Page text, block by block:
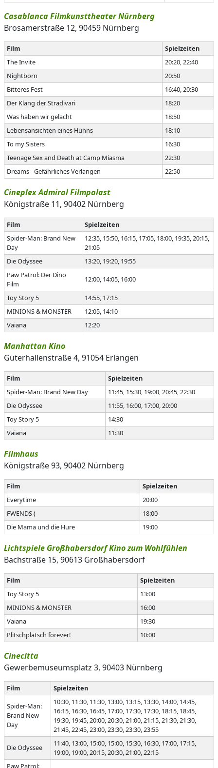
Casablanca Filmkunsttheater Nürnberg
Brosamerstraße 12, 90459 Nürnberg
Film
Spielzeiten
The Invite
20:20, 22:40
Nightborn
20:50
Bitteres Fest
16:40, 20:30
Der Klang der Stradivari
18:20
Was haben wir gelacht
18:50
Lebensansichten eines Huhns
18:10
To my Sisters
16:30
Teenage Sex and Death at Camp Miasma
22:30
Dreams - Gefährliches Verlangen
22:50
Cineplex Admiral Filmpalast
Königstraße 11, 90402 Nürnberg
Film
Spielzeiten
Spider-Man: Brand New
Day
12:35, 15:50, 16:15, 17:05, 18:00, 19:35, 20:15,
21:05
Die Odyssee
13:20, 19:20, 19:55
Paw Patrol: Der Dino
Film
12:00, 14:05, 16:00
Toy Story 5
14:55, 17:15
MINIONS & MONSTER
12:05, 14:10
Vaiana
12:20
Manhattan Kino
Güterhallenstraße 4, 91054 Erlangen
Film
Spielzeiten
Spider-Man: Brand New Day
11:45, 15:30, 19:00, 20:45, 22:30
Die Odyssee
11:55, 16:00, 17:00, 20:00
Toy Story 5
14:30
Vaiana
11:30
Filmhaus
Königstraße 93, 90402 Nürnberg
Film
Spielzeiten
Everytime
20:00
FWENDS (
18:00
Die Mama und die Hure
19:00
Lichtspiele Großhabersdorf Kino zum Wohlfühlen
Bachstraße 15, 90613 Großhabersdorf
Film
Spielzeiten
Toy Story 5
13:00
MINIONS & MONSTER
16:00
Vaiana
19:30
Plitschplatsch forever!
10:00
Cinecitta
Gewerbemuseumsplatz 3, 90403 Nürnberg
Film Spielzeiten
Spider-Man:
Brand New
Day
10:30, 11:30, 11:30, 13:00, 13:15, 13:30, 14:00, 14:45,
16:15, 16:30, 16:45, 17:00, 17:30, 17:30, 18:15, 18:45,
19:30, 19:45, 20:00, 20:30, 21:00, 21:15, 21:30, 21:30,
21:45, 22:45, 23:00, 23:30, 23:30, 23:55
Die Odyssee
11:40, 13:00, 15:00, 15:00, 15:30, 16:30, 17:00, 17:15,
19:00, 19:00, 20:15, 20:30, 21:00, 22:15
Paw Patrol: